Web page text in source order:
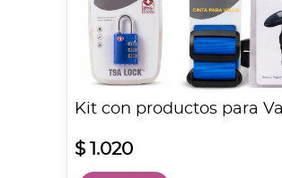
Kit con productos para
$ 1.020